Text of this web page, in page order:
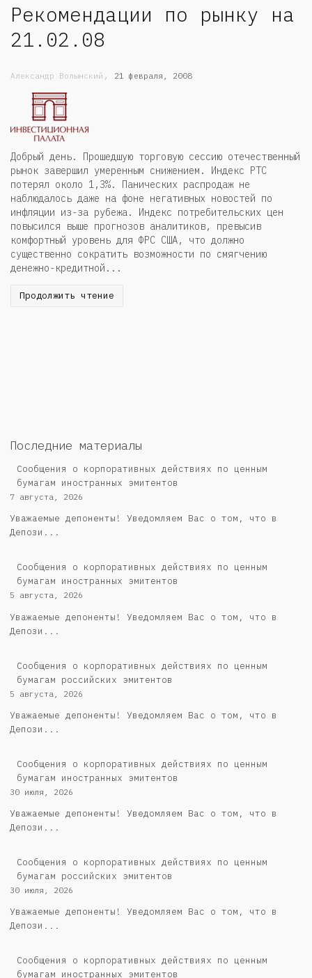
Рекомендации по рынку на
21.02.08
Александр Волынский , 21 февраля, 2008
Добрый день. Прошедшую торговую сессию отечественный
рынок завершил умеренным снижением. Индекс РТС
потерял около 1,3%. Панических распродаж не
наблюдалось даже на фоне негативных новостей по
инфляции из-за рубежа. Индекс потребительских цен
повысился выше прогнозов аналитиков, превысив
комфортный уровень для ФРС США, что должно
существенно сократить возможности по смягчению
денежно-кредитной...
Продолжить чтение
Последние материалы
Сообщения о корпоративных действиях по ценным
бумагам иностранных эмитентов
7 августа, 2026
Уважаемые депоненты! Уведомляем Вас о том, что в
Депози...
Сообщения о корпоративных действиях по ценным
бумагам иностранных эмитентов
5 августа, 2026
Уважаемые депоненты! Уведомляем Вас о том, что в
Депози...
Cообщения о корпоративных действиях по ценным
бумагам российских эмитентов
5 августа, 2026
Уважаемые депоненты! Уведомляем Вас о том, что в
Депози...
Сообщения о корпоративных действиях по ценным
бумагам иностранных эмитентов
30 июля, 2026
Уважаемые депоненты! Уведомляем Вас о том, что в
Депози...
Cообщения о корпоративных действиях по ценным
бумагам российских эмитентов
30 июля, 2026
Уважаемые депоненты! Уведомляем Вас о том, что в
Депози...
Сообщения о корпоративных действиях по ценным
бумагам иностранных эмитентов